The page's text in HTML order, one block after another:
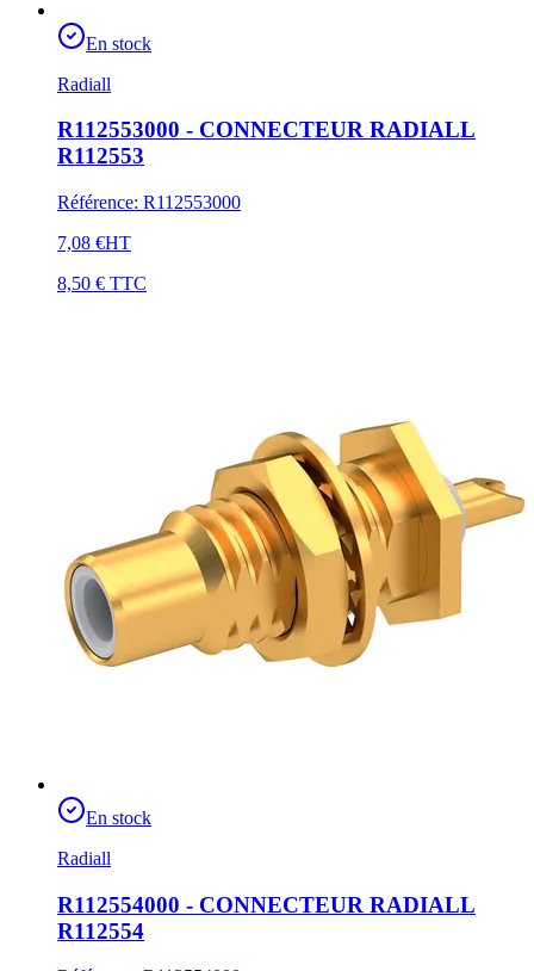
En stock
Radiall
R112553000 - CONNECTEUR RADIALL
R112553
Référence: R112553000
7,08 €HT
8,50 € TTC
En stock
Radiall
R112554000 - CONNECTEUR RADIALL
R112554